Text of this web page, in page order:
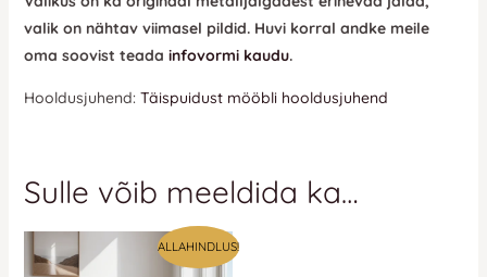
valik on nähtav viimasel pildid. Huvi korral andke meile
oma soovist teada infovormi kaudu.
Hooldusjuhend: Täispuidust mööbli hooldusjuhend
Sulle võib meeldida ka…
ALLAHINDLUS!